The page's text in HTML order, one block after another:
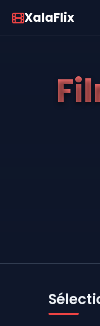
XalaFlix